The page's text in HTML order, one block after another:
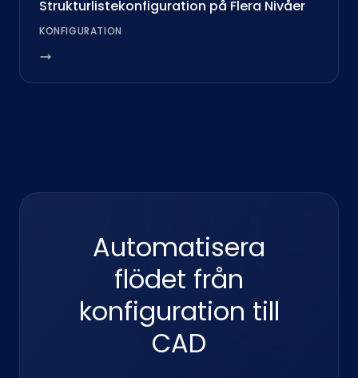
Strukturlistekonfiguration på Flera Nivåer
KONFIGURATION
Automatisera
flödet från
konfiguration till
CAD